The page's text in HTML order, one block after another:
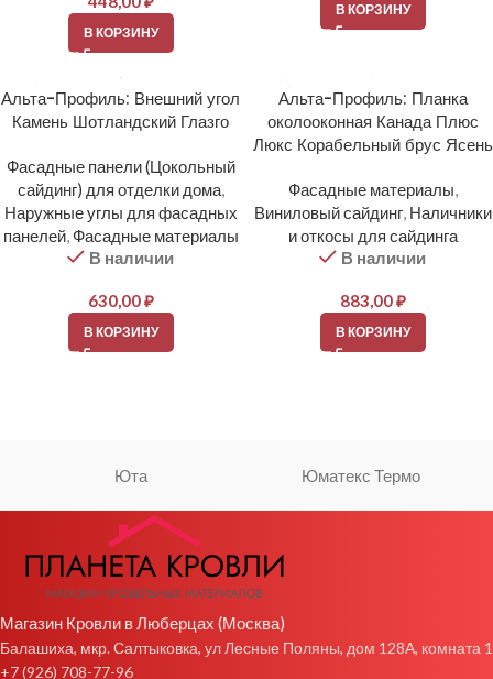
В КОРЗИНУ
В КОРЗИНУ
Альта-Профиль: Внешний угол
Камень Шотландский Глазго
Фасадные панели (Цокольный
сайдинг) для отделки дома,
Наружные углы для фасадных
панелей, Фасадные материалы
В наличии
630,00₽
В КОРЗИНУ
Альта-Профиль: Планка
околооконная Канада Плюс
Люкс Корабельный брус Ясень
Фасадные материалы,
Виниловый сайдинг, Наличники
и откосы для сайдинга
В наличии
883,00₽
В КОРЗИНУ
Юта Юматекс Термо
Магазин Кровли в Люберцах (Москва)
Балашиха, мкр. Салтыковка, ул Лесные Поляны, дом 128А, комната 1
+7 (926) 708-77-96